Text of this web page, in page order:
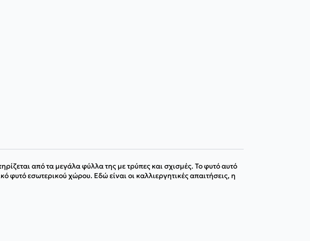
από τα μεγάλα φύλλα της με τρύπες και σχισμές. Το φυτό αυτό
φυτό εσωτερικού χώρου. Εδώ είναι οι καλλιεργητικές απαιτήσεις, η